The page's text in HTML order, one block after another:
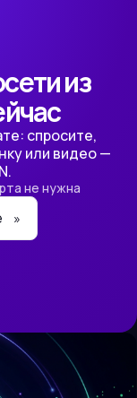
из
спросите,
или видео —
не нужна
»